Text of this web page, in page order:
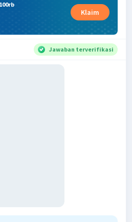
Klaim
Jawaban terverifikasi